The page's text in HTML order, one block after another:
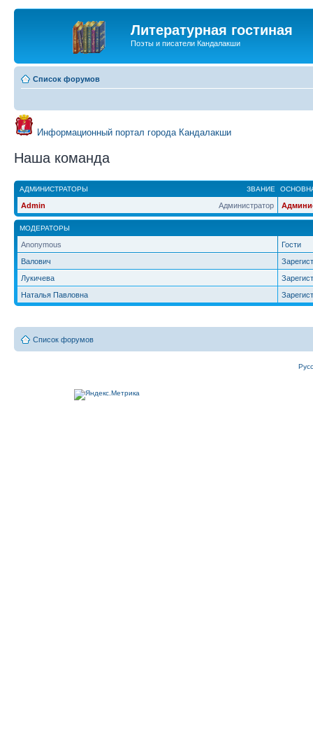
Литературная гостиная
Поэты и писатели Кандалакши
Список форумов
Информационный портал города Кандалакши
Наша команда
ЗВАНИЕ
АДМИНИСТРАТОРЫ
Администратор
Admin
МОДЕРАТОРЫ
Anonymous
Гости
Валович
Лукичева
Наталья Павловна
Список форумов